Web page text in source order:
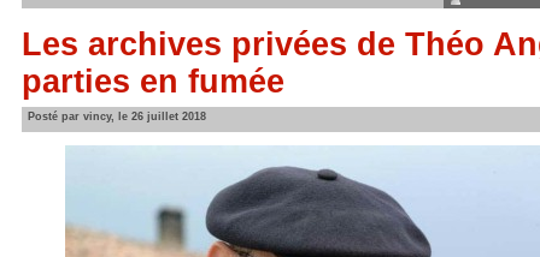
Les archives privées de Théo
parties en fumée
Posté par vincy, le 26 juillet 2018